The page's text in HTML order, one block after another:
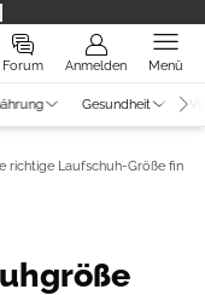
Forum Anmelden Menü
Gesundheit
richtige Laufschuh-Größe finden